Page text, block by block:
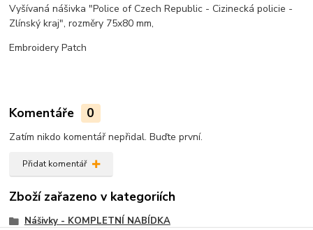
Vyšívaná nášivka "Police of Czech Republic - Cizinecká policie -
Zlínský kraj", rozměry 75x80 mm,
Embroidery Patch
Komentáře 0
Zatím nikdo komentář nepřidal. Buďte první.
Přidat komentář
Zboží zařazeno v kategoriích
Nášivky - KOMPLETNÍ NABÍDKA